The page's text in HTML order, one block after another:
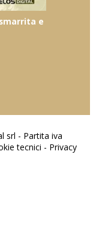
e
srl - Partita iva
tecnici - Privacy